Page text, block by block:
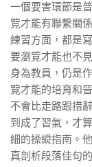
一個要害環節是
覽才能有聯繫關
練習方面，都是
要瀏覽才能也不
身為教員，仍是
覽才能的培育和
不會比走路跟措
到成了習氣，才
細的操縱指南。
真剖析段落佳句